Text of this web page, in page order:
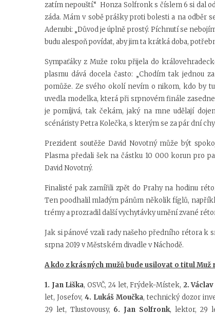
zatím nepouští.“ Honza Solfronk s číslem 6 si dal
záda. Mám v sobě prášky proti bolesti a na odběr
Adenubi: „Důvod je úplně prostý. Píchnutí se
budu alespoň povídat, aby jim ta krátká doba,
Sympaťáky z Muže roku přijela do
plasmu dává docela často: „Chodím tak jednou
pomůže. Ze svého okolí nevím o nikom, kdo by
uvedla modelka, která při srpnovém finále
je pomíjivá, tak čekám, jaký na mne udělají
scénáristy Petra Kolečka, s kterým se za pár dní
Prezident soutěže David Novotný může být
Plasma předali šek na částku 10 000 korun pro
David Novotný.
Finalisté pak zamířili zpět do Prahy na hodinu
Ten poodhalil mladým pánům několik fíglů,
trémy a prozradil další vychytávky umění zvané
Jak si pánové vzali rady našeho předního rétora k
srpna 2019 v Městském divadle v Náchodě.
A kdo z krásných mužů bude usilovat o titul Muž
1. Jan Liška, OSVČ, 24 let, Frýdek-Místek, 2.
let, Josefov, 4. Lukáš Moučka, technický dozor
29 let, Tlustovousy, 6. Jan Solfronk, lektor, 29